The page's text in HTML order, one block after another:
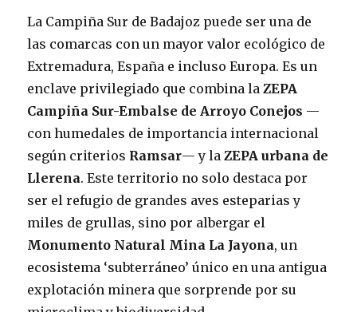
La Campiña Sur de Badajoz puede ser una de
las comarcas con un mayor valor ecológico de
Extremadura, España e incluso Europa. Es un
enclave privilegiado que combina laZEPA
Campiña Sur-Embalse de Arroyo Conejos —
con humedales de importancia internacional
según criterios Ramsar— y laZEPA urbana de
Llerena. Este territorio no solo destaca por
ser el refugio de grandes aves esteparias y
miles de grullas, sino por albergar el
Monumento Natural Mina La Jayona, un
ecosistema ‘subterráneo’ único en una antigua
explotación minera que sorprende por su